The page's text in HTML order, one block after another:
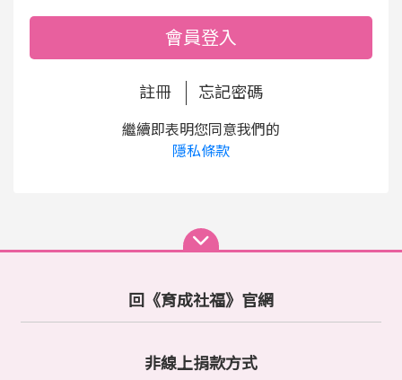
會員登入
註冊 忘記密碼
繼續即表明您同意我們的
隱私條款
回《育成社福》官網
非線上捐款方式